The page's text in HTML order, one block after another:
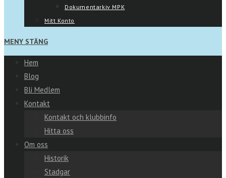
Dokumentarkiv MPK
Mitt Konto
MENY STÄNG
Hem
Blog
Bli Medlem
Kontakt
Kontakt och klubbinfo
Hitta oss
Om oss
Historik
Stadgar